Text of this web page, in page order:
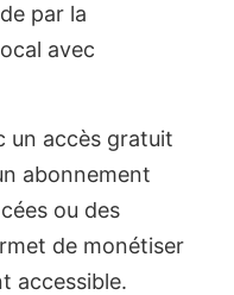
par la
avec
un accès gratuit
abonnement
ou des
de monétiser
accessible.